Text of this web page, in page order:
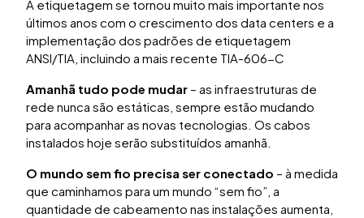
A etiquetagem se tornou muito mais importante nos
últimos anos com o crescimento dos data centers e a
implementação dos padrões de etiquetagem
ANSI/TIA, incluindo a mais recente TIA-606-C
Amanhã tudo pode mudar – as infraestruturas de
rede nunca são estáticas, sempre estão mudando
para acompanhar as novas tecnologias. Os cabos
instalados hoje serão substituídos amanhã.
O mundo sem fio precisa ser conectado – à medida
que caminhamos para um mundo “sem fio”, a
quantidade de cabeamento nas instalações aumenta,